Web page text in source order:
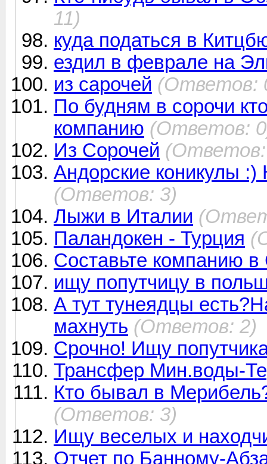
11)
куда податься в
ездил в феврале на
из сарочей (Ответов:
По будням в сорочи
компанию (Ответов:
Из Сорочей
Андорские коникулы :)
(Ответов: 3)
Лыжи в Италии
Паландокен - Турция
Составьте компанию
ищу попутчицу в
А тут тунеядцы
махнуть (Ответов: 2)
Срочно! Ищу
Трансфер Мин.воды-
Кто бывал в
(Ответов: 3)
Ищу веселых и
Отчет по Банному-